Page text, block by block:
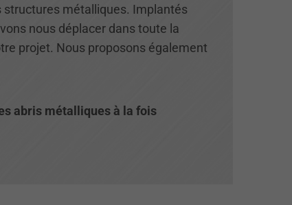
structures métalliques. Implantés
nous déplacer dans toute la
projet. Nous proposons également
abris métalliques à la fois